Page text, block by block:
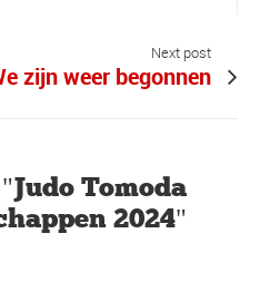
Next post
zijn weer begonnen
Tomoda
2024"